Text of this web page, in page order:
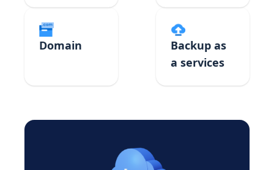
Domain
Backup as
a services